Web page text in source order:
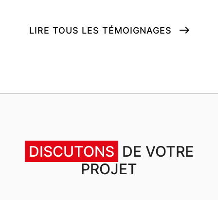
LIRE TOUS LES TÉMOIGNAGES
DISCUTONS DE VOTRE
PROJET